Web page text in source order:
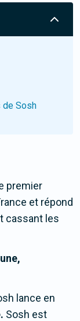
Sosh
premier
et répond
cassant les
lance en
Sosh est